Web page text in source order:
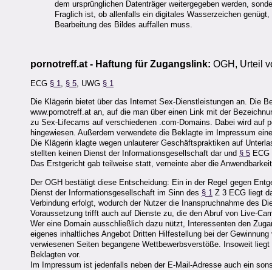
dem ursprünglichen Datenträger weitergegeben werden,
Fraglich ist, ob allenfalls ein digitales Wasserzeichen
Bearbeitung des Bildes auffallen muss.
pornotreff.at - Haftung für Zugangslink: OGH, Urteil
ECG § 1 § 5 , UWG § 1
Die Klägerin bietet über das Internet Sex-Dienstleistungen an. Die
www.pornotreff.at an, auf die man über einen Link mit der
zu Sex-Lifecams auf verschiedenen .com-Domains. Dabei wird
hingewiesen. Außerdem verwendete die Beklagte im Impressum
Die Klägerin klagte wegen unlauterer Geschäftspraktiken auf
stellten keinen Dienst der Informationsgesellschaft dar und § 5
Das Erstgericht gab teilweise statt, verneinte aber die
Der OGH bestätigt diese Entscheidung: Ein in der Regel gegen
Dienst der Informationsgesellschaft im Sinn des § 1 Z 3 ECG liegt
Verbindung erfolgt, wodurch der Nutzer die Inanspruchnahme des
Voraussetzung trifft auch auf Dienste zu, die den Abruf von Live-
Wer eine Domain ausschließlich dazu nützt, Interessenten den
eigenes inhaltliches Angebot Dritten Hilfestellung bei der
verwiesenen Seiten begangene Wettbewerbsverstöße. Insoweit
Beklagten vor.
Im Impressum ist jedenfalls neben der E-Mail-Adresse auch ein